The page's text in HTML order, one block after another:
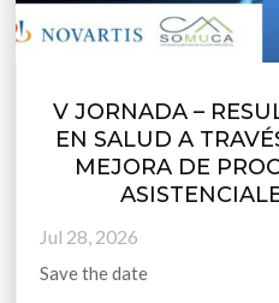
V JORNADA –
EN SALUD A
MEJORA DE
Jul 28, 2026
Save the date